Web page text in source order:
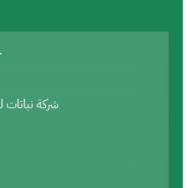
شركة